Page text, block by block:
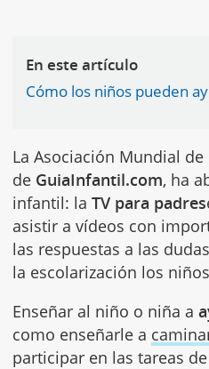
En este artículo
Cómo los niños pueden
La Asociación Mundial
de GuiaInfantil.com, ha
infantil: laTV para padres
asistir a vídeos con
las respuestas a las
la escolarización los
Enseñar al niño o niña a
como enseñarle a
participar en las tareas